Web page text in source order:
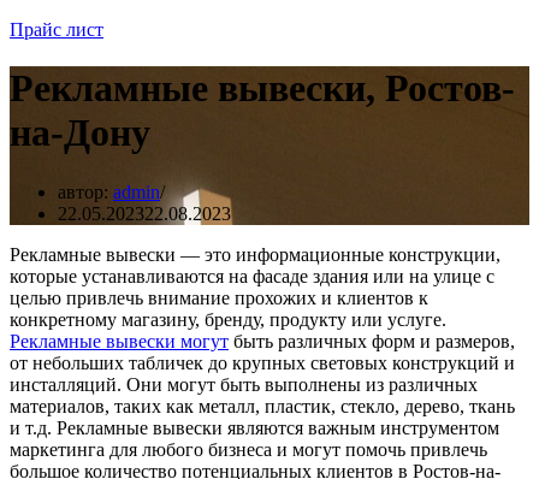
Прайс лист
Рекламные вывески, Ростов-
на-Дону
автор: admin
22.05.202322.08.2023
Рекламные вывески — это информационные конструкции,
которые устанавливаются на фасаде здания или на улице с
целью привлечь внимание прохожих и клиентов к
конкретному магазину, бренду, продукту или услуге.
Рекламные вывески могут быть различных форм и размеров,
от небольших табличек до крупных световых конструкций и
инсталляций. Они могут быть выполнены из различных
материалов, таких как металл, пластик, стекло, дерево, ткань
и т.д. Рекламные вывески являются важным инструментом
маркетинга для любого бизнеса и могут помочь привлечь
большое количество потенциальных клиентов в Ростов-на-